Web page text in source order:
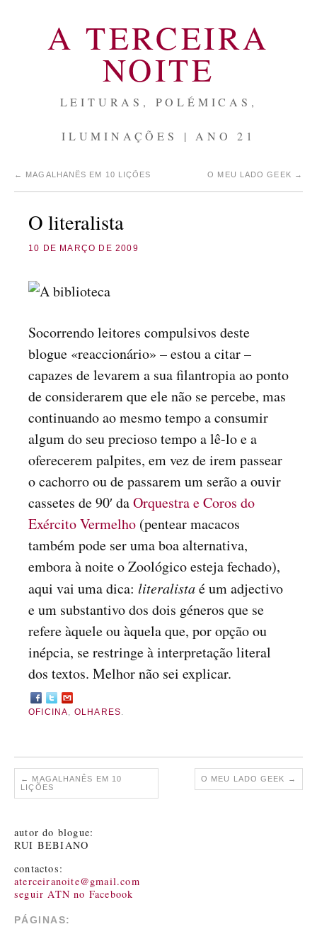
A TERCEIRA
NOITE
LEITURAS, POLÉMICAS,
ILUMINAÇÕES | ANO 21
← MAGALHANÊS EM 10 LIÇÕES O MEU LADO GEEK →
O literalista
10 DE MARÇO DE 2009
Socorrendo leitores compulsivos deste
blogue «reaccionário» – estou a citar –
capazes de levarem a sua filantropia ao ponto
de considerarem que ele não se percebe, mas
continuando ao mesmo tempo a consumir
algum do seu precioso tempo a lê-lo e a
oferecerem palpites, em vez de irem passear
o cachorro ou de passarem um serão a ouvir
cassetes de 90′ daOrquestra e Coros do
Exército Vermelho (pentear macacos
também pode ser uma boa alternativa,
embora à noite o Zoológico esteja fechado),
aqui vai uma dica: literalistaé um adjectivo
e um substantivo dos dois géneros que se
refere àquele ou àquela que, por opção ou
inépcia, se restringe à interpretação literal
dos textos. Melhor não sei explicar.
OFICINA, OLHARES.
←
MAGALHANÊS EM 10
LIÇÕES
O MEU LADO GEEK →
autor do blogue:
RUI BEBIANO
contactos:
aterceiranoite@gmail.com
seguir ATN no Facebook
PÁGINAS: